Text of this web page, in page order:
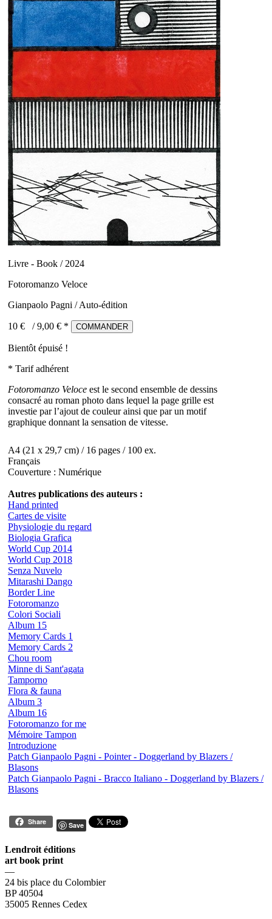
Livre - Book / 2024
Fotoromanzo Veloce
Gianpaolo Pagni / Auto-édition
10 € /9,00 € * COMMANDER
Bientôt épuisé !
* Tarif adhérent
Fotoromanzo Veloce est le second ensemble de dessins
consacré au roman photo dans lequel la page grille est
investie par l’ajout de couleur ainsi que par un motif
graphique donnant la sensation de vitesse.
A4 (21 x 29,7 cm) / 16 pages / 100 ex.
Français
Couverture : Numérique
Autres publications des auteurs :
Hand printed
Cartes de visite
Physiologie du regard
Biologia Grafica
World Cup 2014
World Cup 2018
Senza Nuvelo
Mitarashi Dango
Border Line
Fotoromanzo
Colori Sociali
Album 15
Memory Cards 1
Memory Cards 2
Chou room
Minne di Sant'agata
Tamporno
Flora & fauna
Album 3
Album 16
Fotoromanzo for me
Mémoire Tampon
Introduzione
Patch Gianpaolo Pagni - Pointer - Doggerland by Blazers /
Blasons
Patch Gianpaolo Pagni - Bracco Italiano - Doggerland by Blazers /
Blasons
Share Save
Lendroit éditions
art book print
—
24 bis place du Colombier
BP 40504
35005 Rennes Cedex